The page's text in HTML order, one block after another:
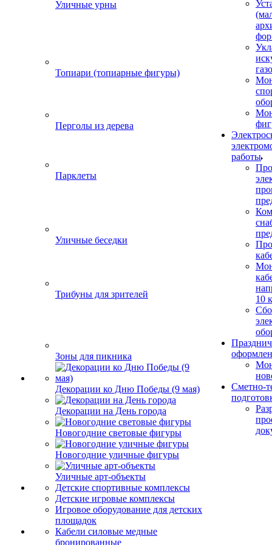
Уличные урны
Топиари (топиарные фигуры)
Перголы из дерева
Парклеты
Уличные беседки
Трибуны для зрителей
Зоны для пикника
Декорации ко Дню Победы (9 мая)
Декорации на День города
Новогодние световые фигуры
Новогодние уличные фигуры
Уличные арт-объекты
Детские спортивные комплексы
Детские игровые комплексы
Игровое оборудование для детских
площадок
Кабели силовые медные
бронированные
работы
10
Сметно-